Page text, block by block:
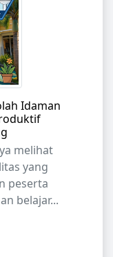
Idaman
melihat
yang
peserta
belajar...